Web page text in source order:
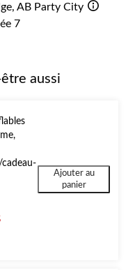
AB Party City
7
aussi
Ajouter au
panier